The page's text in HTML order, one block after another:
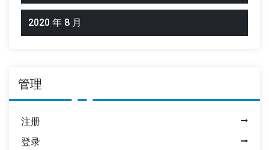
2020 年 8 月
管理
注册
登录